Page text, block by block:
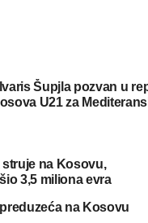
Šupjla pozvan u
U21 za
na Kosovu,
3,5 miliona evra
na Kosovu